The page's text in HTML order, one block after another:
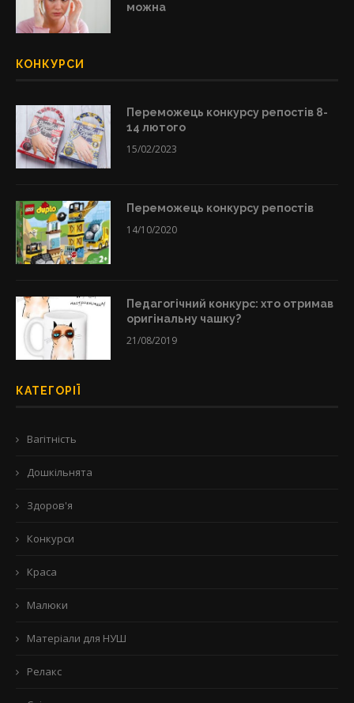
можна
КОНКУРСИ
Переможець конкурсу репостів 8-
14 лютого
15/02/2023
Переможець конкурсу репостів
14/10/2020
Педагогічний конкурс: хто отримав
оригінальну чашку?
21/08/2019
КАТЕГОРІЇ
Вагітність
Дошкільнята
Здоров'я
Конкурси
Краса
Малюки
Матеріали для НУШ
Релакс